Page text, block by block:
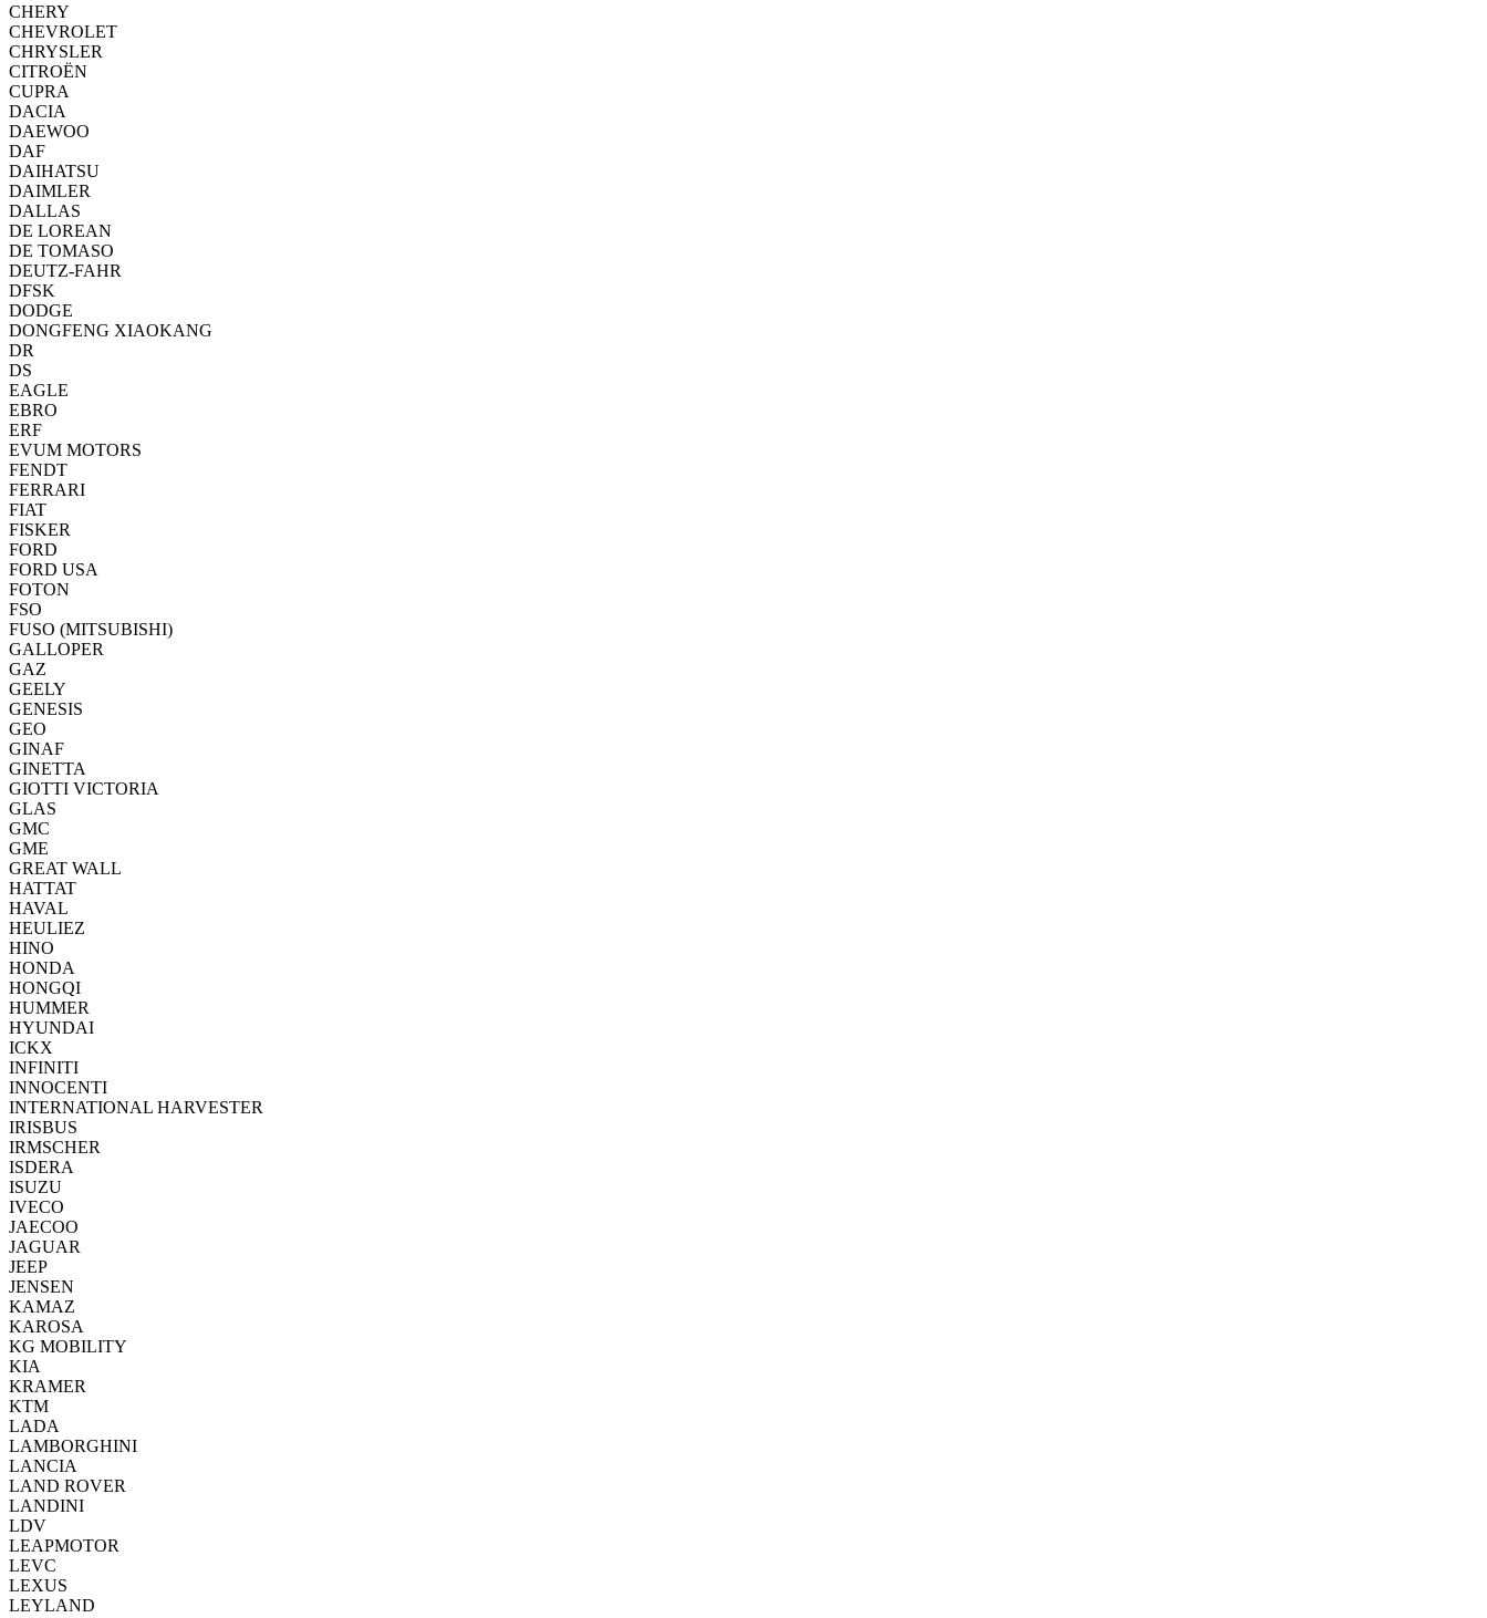
CHERY
CHEVROLET
CHRYSLER
CITROËN
CUPRA
DACIA
DAEWOO
DAF
DAIHATSU
DAIMLER
DALLAS
DE LOREAN
DE TOMASO
DEUTZ-FAHR
DFSK
DODGE
DONGFENG XIAOKANG
DR
DS
EAGLE
EBRO
ERF
EVUM MOTORS
FENDT
FERRARI
FIAT
FISKER
FORD
FORD USA
FOTON
FSO
FUSO (MITSUBISHI)
GALLOPER
GAZ
GEELY
GENESIS
GEO
GINAF
GINETTA
GIOTTI VICTORIA
GLAS
GMC
GME
GREAT WALL
HATTAT
HAVAL
HEULIEZ
HINO
HONDA
HONGQI
HUMMER
HYUNDAI
ICKX
INFINITI
INNOCENTI
INTERNATIONAL HARVESTER
IRISBUS
IRMSCHER
ISDERA
ISUZU
IVECO
JAECOO
JAGUAR
JEEP
JENSEN
KAMAZ
KAROSA
KG MOBILITY
KIA
KRAMER
KTM
LADA
LAMBORGHINI
LANCIA
LAND ROVER
LANDINI
LDV
LEAPMOTOR
LEVC
LEXUS
LEYLAND